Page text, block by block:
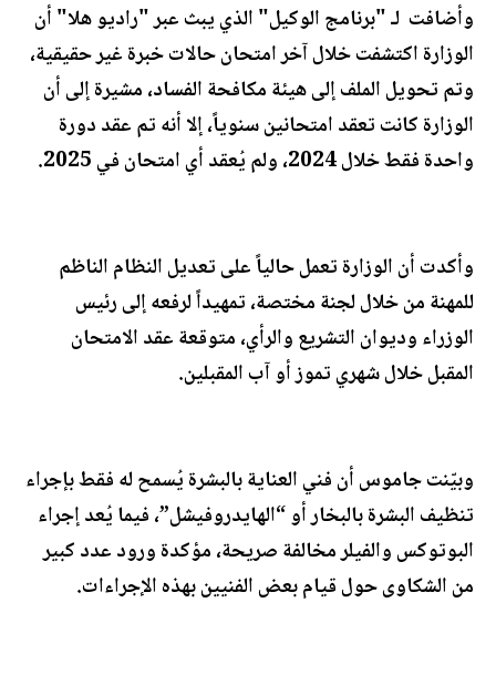
وأضافت لـ "برنامج الوكيل" الذي يبث عبر "راديو هلا" أن
الوزارة اكتشفت خلال آخر امتحان حالات خبرة غير حقيقية،
وتم تحويل الملف إلى هيئة مكافحة الفساد، مشيرة إلى أن
الوزارة كانت تعقد امتحانين سنوياً، إلا أنه تم عقد دورة
واحدة فقط خلال 2024، ولم يُعقد أي امتحان في 2025.
وأكدت أن الوزارة تعمل حالياً على تعديل النظام الناظم
للمهنة من خلال لجنة مختصة، تمهيداً لرفعه إلى رئيس
الوزراء وديوان التشريع والرأي، متوقعة عقد الامتحان
المقبل خلال شهري تموز أو آب المقبلين.
وبيّنت جاموس أن فني العناية بالبشرة يُسمح له فقط بإجراء
تنظيف البشرة بالبخار أو “الهايدروفيشل”، فيما يُعد إجراء
البوتوكس والفيلر مخالفة صريحة، مؤكدة ورود عدد كبير
من الشكاوى حول قيام بعض الفنيين بهذه الإجراءات.